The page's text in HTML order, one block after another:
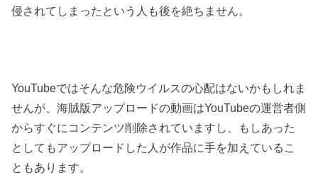
侵されてしまったという人も後を絶ちません。
YouTubeではそんな危険ウイルスの心配はないかもしれま
せんが、海賊版アップロードの動画はYouTubeの運営者側
からすぐにコンテンツ削除されていますし、もしあった
としてもアップロードした人が作品に手を加えているこ
ともあります。